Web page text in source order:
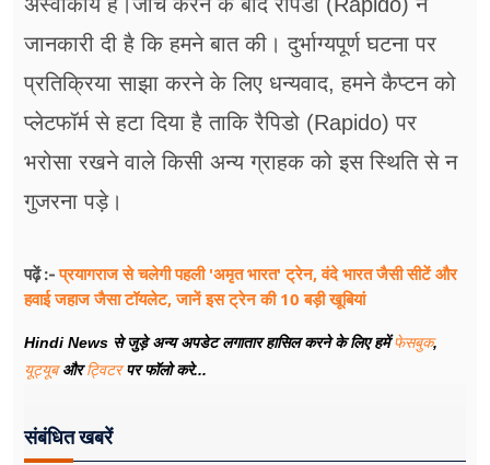
अस्वीकार्य हैं।जांच करने के बाद रैपिडो (Rapido) ने
जानकारी दी है कि हमने बात की। दुर्भाग्यपूर्ण घटना पर
प्रतिक्रिया साझा करने के लिए धन्यवाद, हमने कैप्टन को
प्लेटफॉर्म से हटा दिया है ताकि रैपिडो (Rapido) पर
भरोसा रखने वाले किसी अन्य ग्राहक को इस स्थिति से न
गुजरना पड़े।
पढ़ें :-प्रयागराज से चलेगी पहली 'अमृत भारत' ट्रेन, वंदे भारत जैसी सीटें और
हवाई जहाज जैसा टॉयलेट, जानें इस ट्रेन की 10 बड़ी खूबियां
Hindi News से जुड़े अन्य अपडेट लगातार हासिल करने के लिए हमेंफेसबुक,
यूट्यूबऔरट्विटरपर फॉलो करे...
संबंधित खबरें